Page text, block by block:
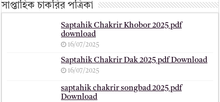
সাপ্তাহিক চাকরির পত্রিকা
Saptahik Chakrir Khobor 2025 pdf
download
16/07/2025
Saptahik Chakrir Dak 2025 pdf Download
16/07/2025
saptahik chakrir songbad 2025 pdf
Download